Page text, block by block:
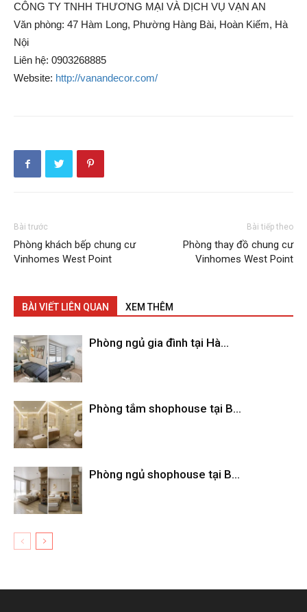
CÔNG TY TNHH THƯƠNG MẠI VÀ DỊCH VỤ VẠN AN
Văn phòng: 47 Hàm Long, Phường Hàng Bài, Hoàn Kiếm, Hà
Nội
Liên hệ: 0903268885
Website: http://vanandecor.com/
Bài trước
Phòng khách bếp chung cư
Vinhomes West Point
Bài tiếp theo
Phòng thay đồ chung cư
Vinhomes West Point
BÀI VIẾT LIÊN QUAN XEM THÊM
Phòng ngủ gia đình tại Hà...
Phòng tắm shophouse tại B...
Phòng ngủ shophouse tại B...